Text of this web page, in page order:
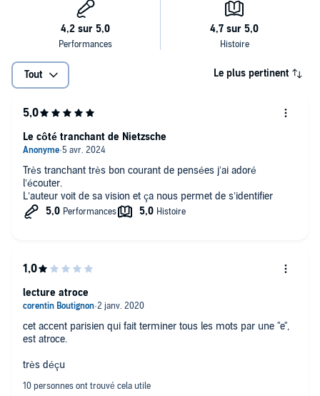
Tout Le plus pertinent
Très tranchant très bon courant de pensées j’ai adoré
l’écouter.
L’auteur voit de sa vision et ça nous permet de s’identifier
Le côté tranchant de Nietzsche
cet accent parisien qui fait terminer tous les mots par une "e",
est atroce.
très déçu
lecture atroce